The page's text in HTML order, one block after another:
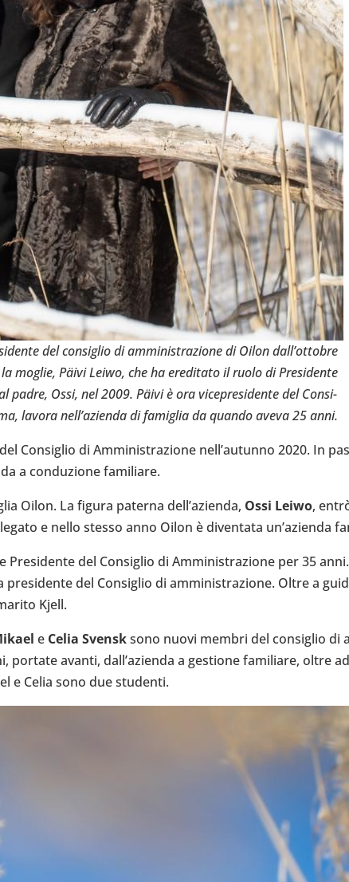
del con­si­glio di ammi­ni­stra­zione di Oilon dal­l’ot­to­bre
moglie, Päivi Leiwo, che ha ere­di­tato il ruolo di Pre­si­dente
padre, Ossi, nel 2009. Päivi è ora vice­pre­si­dente del Con­si­
lavora nel­l’a­zienda di fami­glia da quando aveva 25 anni.
Con­si­glio di Ammi­ni­stra­zione nel­l’au­tunno 2020. In
a con­du­zione fami­liare.
Oilon. La figura paterna del­l’a­zienda, Ossi Leiwo,
e nello stesso anno Oilon è diven­tata un’a­zienda
Pre­si­dente del Con­si­glio di Ammi­ni­stra­zione per 35
del Con­si­glio di ammi­ni­stra­zione. Oltre a
Kjell.
e Celia Svensksono nuovi membri del con­si­glio di
avanti, dal­l’a­zienda a gestione fami­liare, oltre
e Celia sono due stu­denti.